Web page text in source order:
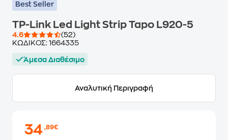
Best Seller
TP-Link Led Light Strip Tapo L920-5
4.6
(52)
ΚΩΔΙΚΟΣ: 1664335
Άμεσα Διαθέσιμο
Αναλυτική Περιγραφή
34,89€